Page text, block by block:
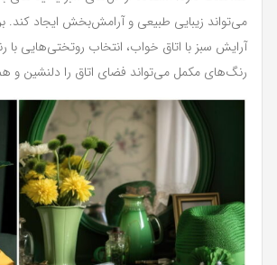
می‌تواند زیبایی طبیعی و آرامش‌بخش ایجاد کند.
آرایش سبز با اتاق خواب، انتخاب روتختی‌هایی با
رنگ‌های مکمل می‌تواند فضای اتاق را دلنشین و